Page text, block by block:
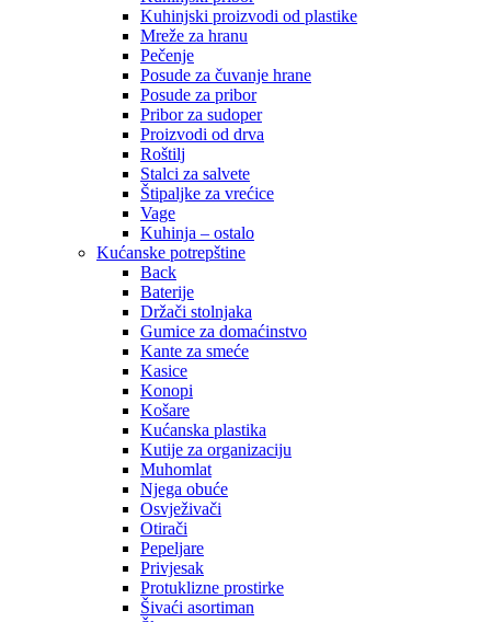
Kuhinjski proizvodi od plastike
Mreže za hranu
Pečenje
Posude za čuvanje hrane
Posude za pribor
Pribor za sudoper
Proizvodi od drva
Roštilj
Stalci za salvete
Štipaljke za vrećice
Vage
Kuhinja – ostalo
Kućanske potrepštine
Back
Baterije
Držači stolnjaka
Gumice za domaćinstvo
Kante za smeće
Kasice
Konopi
Košare
Kućanska plastika
Kutije za organizaciju
Muhomlat
Njega obuće
Osvježivači
Otirači
Pepeljare
Privjesak
Protuklizne prostirke
Šivaći asortiman